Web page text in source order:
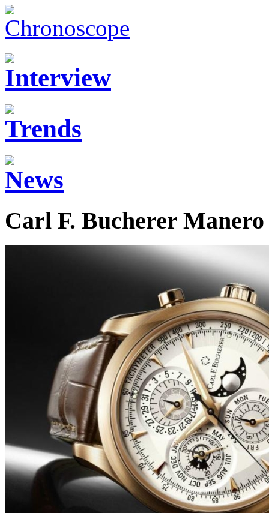
Carl F. Bucherer